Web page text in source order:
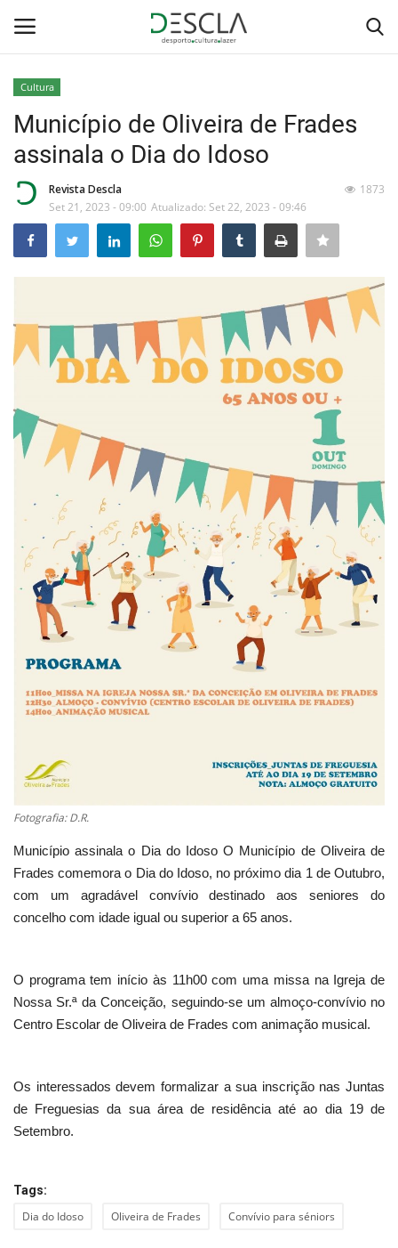
Home
...by Descla
Desporto
Sobre Nós
Educação
Estatuto Editorial
Ficha técnica
Cultura
Lazer
Ambiente
Cultura
Município de Oliveira de Frades
assinala o Dia do Idoso
Revista Descla
Set 21, 2023 - 09:00 Atualizado: Set 22, 2023 - 09:46
1873
Fotografia: D.R.
Município assinala o Dia do Idoso O Município de Oliveira de
Frades comemora o Dia do Idoso, no próximo dia 1 de Outubro,
com um agradável convívio destinado aos seniores do
concelho com idade igual ou superior a 65 anos.
O programa tem início às 11h00 com uma missa na Igreja de
Nossa Sr.ª da Conceição, seguindo-se um almoço-convívio no
Centro Escolar de Oliveira de Frades com animação musical.
Os interessados devem formalizar a sua inscrição nas Juntas
de Freguesias da sua área de residência até ao dia 19 de
Setembro.
Tags:
Dia do Idoso Oliveira de Frades Convívio para séniors